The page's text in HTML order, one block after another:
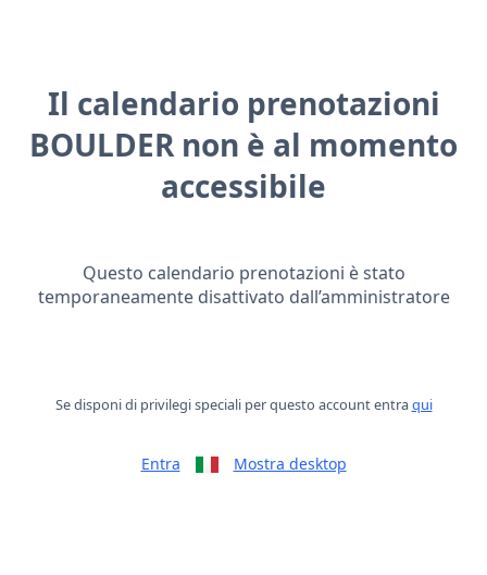
Il calendario prenotazioni
BOULDER non è al momento
accessibile
Questo calendario prenotazioni è stato
temporaneamente disattivato dall’amministratore
Se disponi di privilegi speciali per questo account entraqui
Entra Mostra desktop